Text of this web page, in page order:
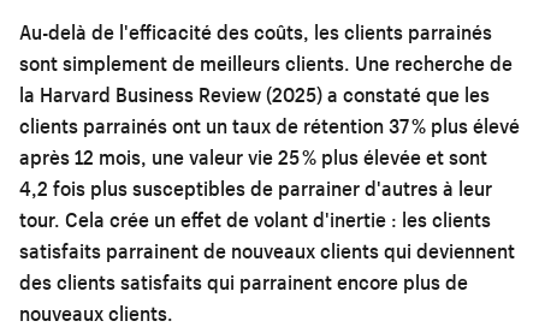
Au-delà de l'efficacité des coûts, les clients parrainés
sont simplement de meilleurs clients. Une recherche de
la Harvard Business Review (2025) a constaté que les
clients parrainés ont un taux de rétention 37 % plus élevé
après 12 mois, une valeur vie 25 % plus élevée et sont
4,2 fois plus susceptibles de parrainer d'autres à leur
tour. Cela crée un effet de volant d'inertie : les clients
satisfaits parrainent de nouveaux clients qui deviennent
des clients satisfaits qui parrainent encore plus de
nouveaux clients.